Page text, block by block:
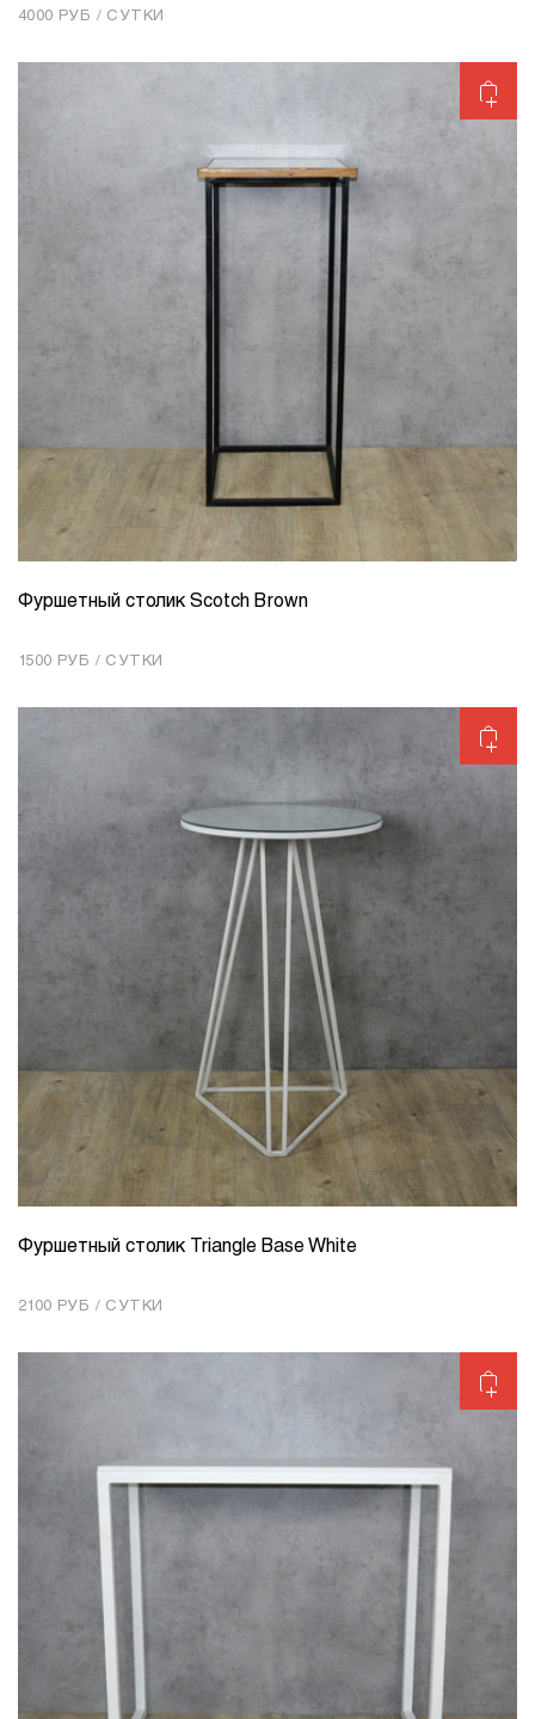
4000 РУБ / СУТКИ
КОЛИЧЕСТВО 1
Фуршетный столик Scotch Brown
1500 РУБ / СУТКИ
КОЛИЧЕСТВО 1
Фуршетный столик Triangle Base White
2100 РУБ / СУТКИ